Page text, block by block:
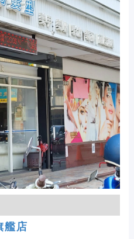
艦店